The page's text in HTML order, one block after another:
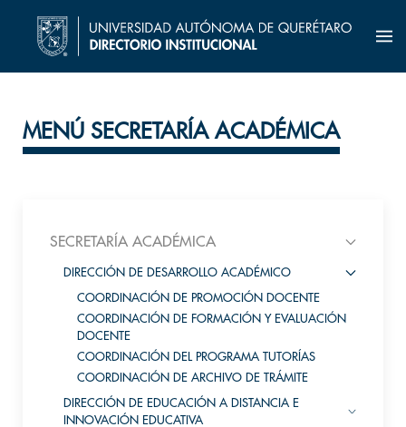
MENÚ SECRETARÍA ACADÉMICA
SECRETARÍA ACADÉMICA
DIRECCIÓN DE DESARROLLO ACADÉMICO
COORDINACIÓN DE PROMOCIÓN DOCENTE
COORDINACIÓN DE FORMACIÓN Y EVALUACIÓN
DOCENTE
COORDINACIÓN DEL PROGRAMA TUTORÍAS
COORDINACIÓN DE ARCHIVO DE TRÁMITE
DIRECCIÓN DE EDUCACIÓN A DISTANCIA E
INNOVACIÓN EDUCATIVA